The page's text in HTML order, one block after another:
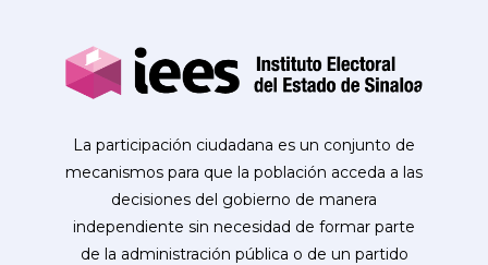
La participación ciudadana es un conjunto de
mecanismos para que la población acceda a las
decisiones del gobierno de manera
independiente sin necesidad de formar parte
de la administración pública o de un partido